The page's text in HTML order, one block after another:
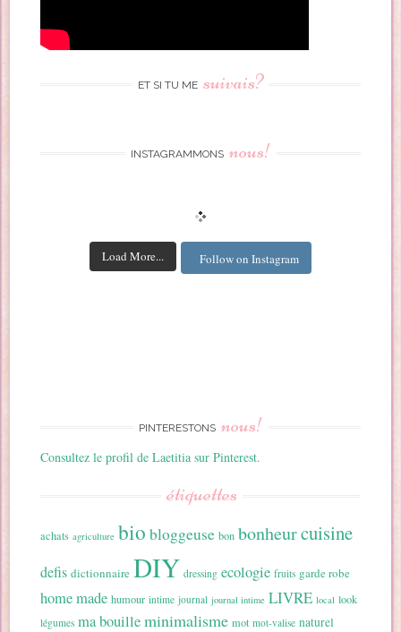
ET SI TU ME suivais?
INSTAGRAMMONS nous!
Load More... Follow on Instagram
PINTERESTONS nous!
Consultez le profil de Laetitia sur Pinterest.
étiquettes
achats agriculture bio bloggeuse bon bonheurcuisine
defis dictionnaire DIY dressing ecologie fruits garde robe
home made humour intime journal journal intime LIVRE local look
légumes ma bouilleminimalisme mot mot-valise naturel